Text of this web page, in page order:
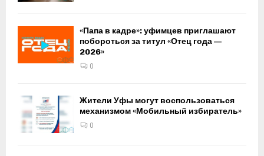
«Папа в кадре»: уфимцев приглашают
побороться за титул «Отец года —
2026»
0
Жители Уфы могут воспользоваться
механизмом «Мобильный избиратель»
0